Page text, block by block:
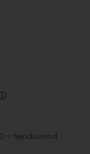
= tienduizend